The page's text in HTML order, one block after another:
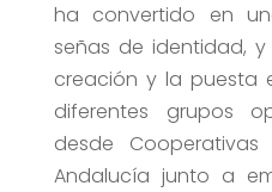
ha convertido en
señas de identidad,
creación y la puesta
diferentes grupos
desde Cooperativas
Andalucía junto a